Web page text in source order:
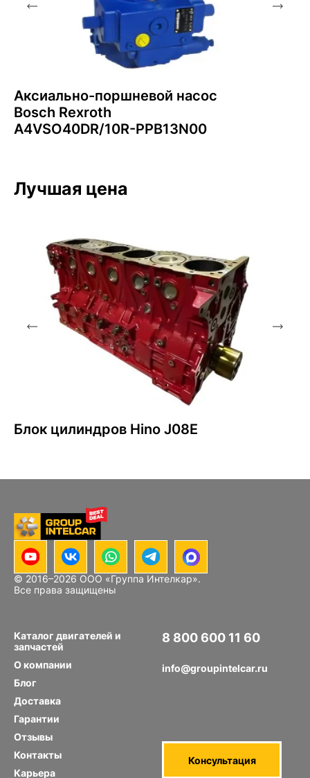
Аксиально-поршневой насос
Bosch Rexroth
A4VSO40DR/10R-PPB13N00
Лучшая цена
Блок цилиндров Hino J08E
© 2016–2026 ООО «Группа Интелкар».
Все права защищены
Каталог двигателей и
запчастей
О компании
Блог
Доставка
Гарантии
Отзывы
Контакты
Карьера
8 800 600 11 60
info@groupintelcar.ru
Консультация